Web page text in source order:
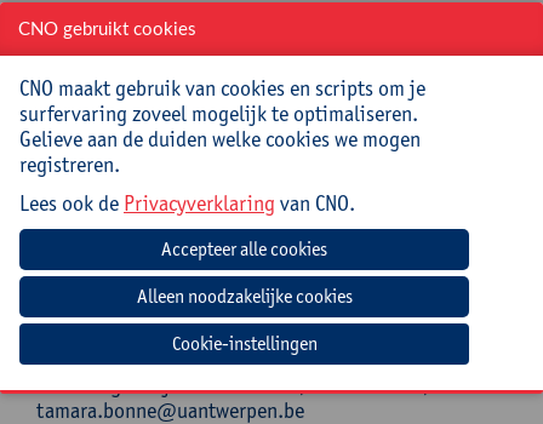
besluitvorming. Ook bij Odisee werkt ze aan de hand
van de principes en methodieken van S3. Annelies is
daarnaast ook trainer in Verbindende Communicatie.
Praktisch
Cursuscode: 26/DR/260A
Bronnenlijst met daarop interessante boeken, links
naar video’s, podcasts, enz. inbegrepen.
Lunch inbegrepen.
Jouw bijdrage: 138 EUR.
Inlichtingen bij: Tamara Bonne, 03 265 29 89,
tamara.bonne@uantwerpen.be
CNO gebruikt cookies
CNO maakt gebruik van cookies en scripts om je
surfervaring zoveel mogelijk te optimaliseren.
Gelieve aan de duiden welke cookies we mogen
registreren.
Lees ook de Privacyverklaring van CNO.
Cookie-instellingen